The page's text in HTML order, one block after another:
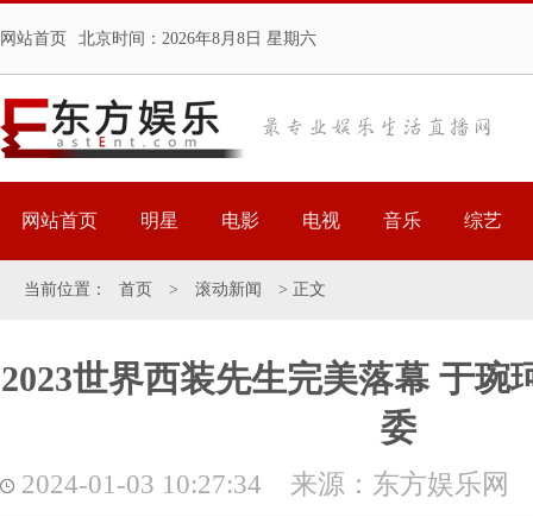
网站首页 北京时间： 2026年8月8日 星期六
网站首页 明星 电影 电视 音乐 综艺
当前位置： 首页 > 滚动新闻 > 正文
2023世界西装先生完美落幕 于琬
委
2024-01-03 10:27:34 来源：东方娱乐网